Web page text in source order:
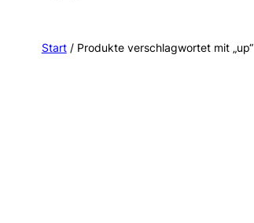
Start/ Produkte verschlagwortet mit „up“